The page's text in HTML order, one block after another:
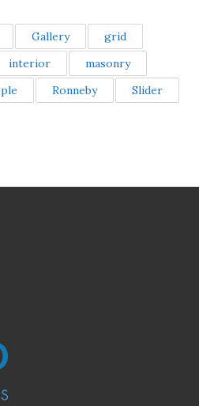
Gallery
grid
interior
masonry
Ronneby
Slider